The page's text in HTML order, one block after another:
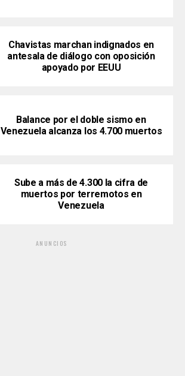
Chavistas marchan indignados en
antesala de diálogo con oposición
apoyado por EEUU
Balance por el doble sismo en
Venezuela alcanza los 4.700 muertos
Sube a más de 4.300 la cifra de
muertos por terremotos en
Venezuela
ANUNCIOS